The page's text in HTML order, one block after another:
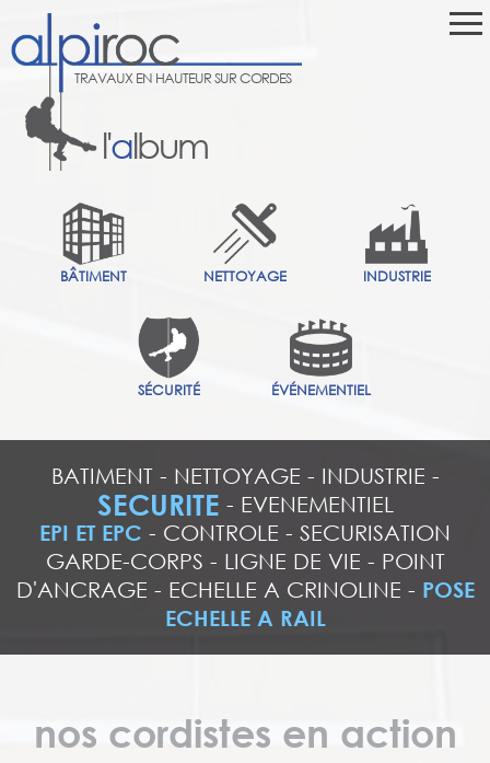
TRAVAUX EN HAUTEUR SUR CORDES
l'album
BÂTIMENT NETTOYAGE INDUSTRIE
SÉCURITÉ ÉVÉNEMENTIEL
BATIMENT- NETTOYAGE - INDUSTRIE -
SECURITE - EVENEMENTIEL
EPI ET EPC - CONTROLE - SECURISATION
GARDE-CORPS - LIGNE DE VIE - POINT
D'ANCRAGE - ECHELLE A CRINOLINE - POSE
ECHELLE A RAIL
nos cordistes en action